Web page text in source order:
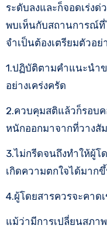
ระดับลงและก็จอดเร่ง
พบเห็นกับสถานการณ์ที่
จำเป็นต้องเตรียมตัวอย่
1.ปฏิบัติตามคำแนะนำ
อย่างเคร่งครัด
2.ควบคุมสติแล้วก็รอบ
หนักออกมาจากที่วางสั
3.ไม่กรีดจนถึงทำให้ผู้
เกิดความตกใจได้มาก
4.ผู้โดยสารควรจะคาด
แม้ว่ามีการเปลี่ยนสภา